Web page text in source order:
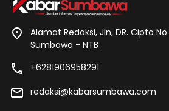
Alamat Redaksi, Jln, DR. Cipto
Sumbawa - NTB
+6281906958291
redaksi@kabarsumbawa.com